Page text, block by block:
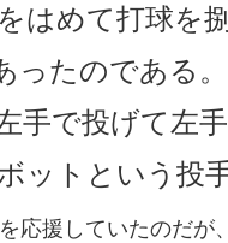
はめて打球を
ったのである。
手で投げて左
ットという投
応援していたのだが、